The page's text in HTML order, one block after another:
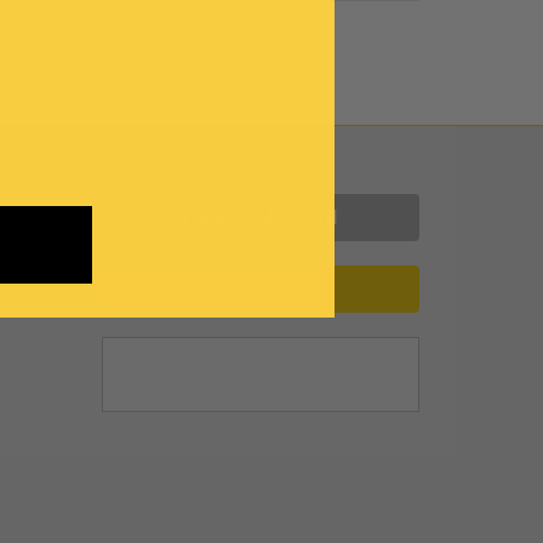
INFORMAZIONI